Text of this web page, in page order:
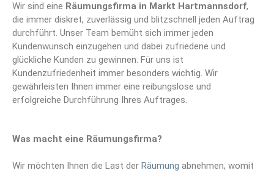
Wir sind eine Räumungsfirma in Markt Hartmannsdorf,
die immer diskret, zuverlässig und blitzschnell jeden Auftrag
durchführt. Unser Team bemüht sich immer jeden
Kundenwunsch einzugehen und dabei zufriedene und
glückliche Kunden zu gewinnen. Für uns ist
Kundenzufriedenheit immer besonders wichtig. Wir
gewährleisten Ihnen immer eine reibungslose und
erfolgreiche Durchführung Ihres Auftrages.
Was macht eine Räumungsfirma?
Wir möchten Ihnen die Last der Räumung abnehmen, womit